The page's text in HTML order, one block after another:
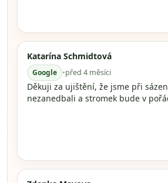
Katarína Schmidtová
Google •před 4 měsíci
Děkuji za ujištění, že jsme při
nezanedbali a stromek bude v